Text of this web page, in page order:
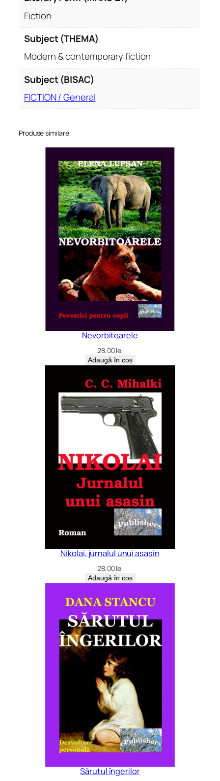
Fiction
Subject (THEMA)
Modern & contemporary fiction
Subject (BISAC)
FICTION / General
Produse similare
Nevorbitoarele
28,00lei
Adaugă în coș
Nikolai, jurnalul unui asasin
28,00lei
Adaugă în coș
Sărutul îngerilor